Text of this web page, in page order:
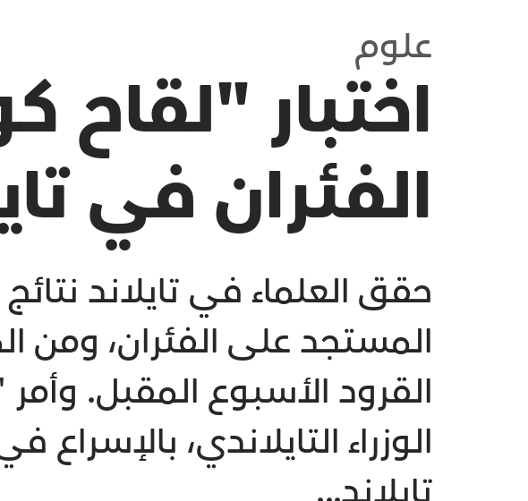
علوم
اختبار "لقاح
الفئران في
حقق العلماء في تايلاند
المستجد على الفئران، ومن
القرود الأسبوع المقبل.
الوزراء التايلاندي،